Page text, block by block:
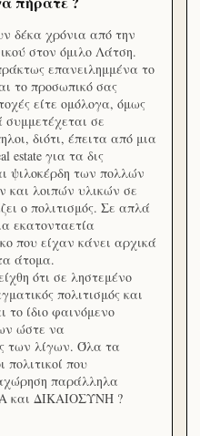
δέκα χρόνια από την
στον όμιλο Λάτση.
επανειλημμένα το
το προσωπικό σας
είτε ομόλογα, όμως
συμμετέχεται σε
διότι, έπειτα από μια
estate για τα δις
ψιλοκέρδη των πολλών
και λοιπών υλικών σε
ο πολιτισμός. Σε απλά
εκατονταετία
που είχαν κάνει αρχικά
άτομα.
ότι σε ληστεμένο
πολιτισμός και
το ίδιο φαινόμενο
ώστε να
των λίγων. Όλα τα
πολιτικοί που
παράλληλα
και ΔΙΚΑΙΟΣΥΝΗ ?